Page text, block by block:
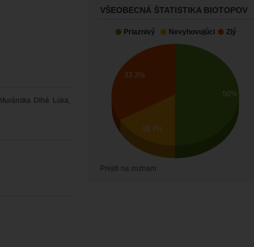
Dlhá Lúka,
VŠEOBECNÁ ŠTATISTIKA BIOTOPOV
Priaznivý Nevyhovujúci Zlý
33.3%
16.7%
50%
Prejdi na zoznam